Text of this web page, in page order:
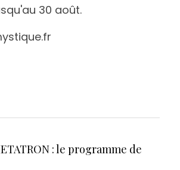
30 août.
: le programme de